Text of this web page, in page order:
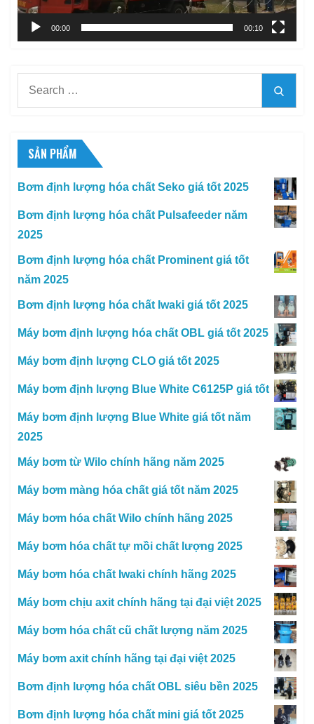
00:00 00:10
SẢN PHẨM
Bơm định lượng hóa chất Seko giá tốt 2025
Bơm định lượng hóa chất Pulsafeeder năm
2025
Bơm định lượng hóa chất Prominent giá tốt
năm 2025
Bơm định lượng hóa chất Iwaki giá tốt 2025
Máy bơm định lượng hóa chất OBL giá tốt 2025
Máy bơm định lượng CLO giá tốt 2025
Máy bơm định lượng Blue White C6125P giá tốt
Máy bơm định lượng Blue White giá tốt năm
2025
Máy bơm từ Wilo chính hãng năm 2025
Máy bơm màng hóa chất giá tốt năm 2025
Máy bơm hóa chất Wilo chính hãng 2025
Máy bơm hóa chất tự mồi chất lượng 2025
Máy bơm hóa chất Iwaki chính hãng 2025
Máy bơm chịu axit chính hãng tại đại việt 2025
Máy bơm hóa chất cũ chất lượng năm 2025
Máy bơm axit chính hãng tại đại việt 2025
Bơm định lượng hóa chất OBL siêu bền 2025
Bơm định lượng hóa chất mini giá tốt 2025